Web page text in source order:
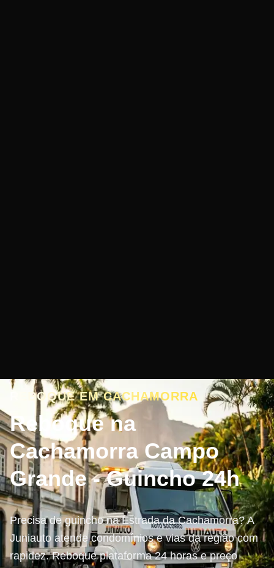
REBOQUE EM CACHAMORRA
Reboque na
Cachamorra Campo
Grande - Guincho 24h
Precisa de guincho na Estrada da Cachamorra? A
Juniauto atende condomínios e vias da região com
rapidez. Reboque plataforma 24 horas e preço